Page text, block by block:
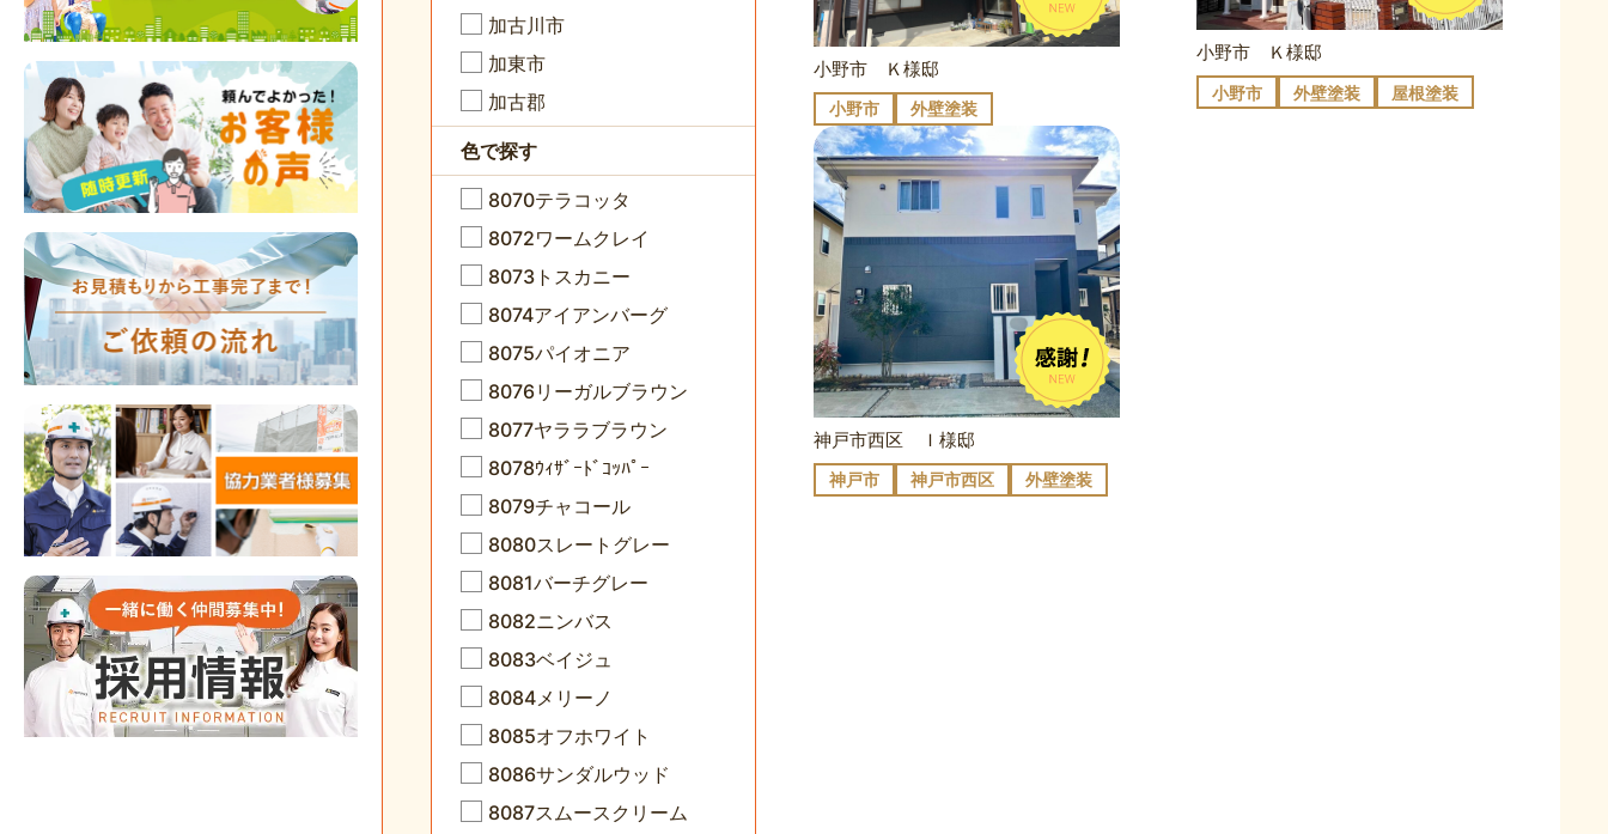
加古川市
加東市
加古郡
色で探す
8070テラコッタ
8072ワームクレイ
8073トスカニー
8074アイアンバーグ
8075パイオニア
8076リーガルブラウン
8077ヤララブラウン
8078ｳｨｻﾞｰﾄﾞｺｯﾊﾟｰ
8079チャコール
8080スレートグレー
8081バーチグレー
8082ニンバス
8083ベイジュ
8084メリーノ
8085オフホワイト
8086サンダルウッド
8087スムースクリーム
小野市 Ｋ様邸
小野市 外壁塗装
小野市 Ｋ様邸
小野市 外壁塗装 屋根塗装
神戸市西区 Ｉ様邸
神戸市 神戸市西区 外壁塗装